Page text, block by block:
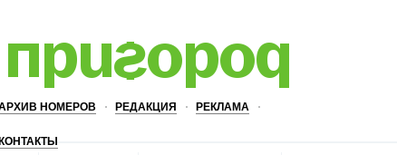
НОМЕРОВ РЕДАКЦИЯ РЕКЛАМА
КОНТАКТЫ